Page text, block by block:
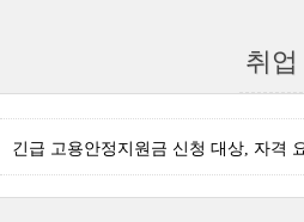
취
긴급 고용안정지원금 신청 대상, 자격